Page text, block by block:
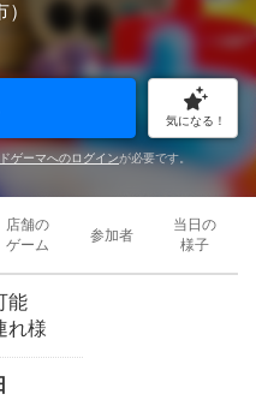
気になる！
ゲーマへのログインが必要です。
店舗の
ゲーム
参加者
当日の
様子
能
れ様